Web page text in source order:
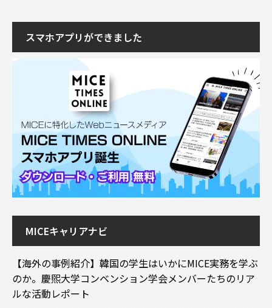
スマホアプリができました
MICEキャリアナビ
【海外の事例紹介】韓国の学生はいかにMICE実務を学ぶ
のか。慶煕大学コンベンション学会メンバーたちのリア
ルな活動レポート